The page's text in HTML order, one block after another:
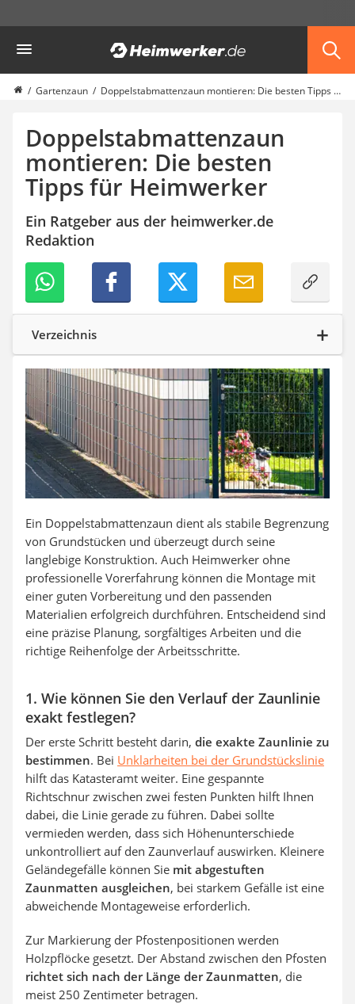
Garten
Akku-Laubsauger
Faltpavillon
Solar-Lichterkette außen
Teleskopleiter
Ameisengift
Pavillon
Sichtschutzstreifen
Akku-Laubbläser
Koifutter
Kassettenmarkise
Bosch-Heckenschere
Stihl-Laubbläser
Minidumper
Gartenzaun Doppelstabmattenzaun montieren: Die besten Tipps für Heimwerker
Doppelstabmattenzaun
montieren: Die besten
Tipps für Heimwerker
Ein Ratgeber aus der heimwerker.de
Redaktion
Verzeichnis
Ein Doppelstabmattenzaun dient als stabile Begrenzung
von Grundstücken und überzeugt durch seine
langlebige Konstruktion. Auch Heimwerker ohne
professionelle Vorerfahrung können die Montage mit
einer guten Vorbereitung und den passenden
Materialien erfolgreich durchführen. Entscheidend sind
eine präzise Planung, sorgfältiges Arbeiten und die
richtige Reihenfolge der Arbeitsschritte.
1. Wie können Sie den Verlauf der Zaunlinie
exakt festlegen?
Der erste Schritt besteht darin, die exakte Zaunlinie zu
bestimmen. Bei Unklarheiten bei der Grundstückslinie
hilft das Katasteramt weiter. Eine gespannte
Richtschnur zwischen zwei festen Punkten hilft Ihnen
dabei, die Linie gerade zu führen. Dabei sollte
vermieden werden, dass sich Höhenunterschiede
unkontrolliert auf den Zaunverlauf auswirken. Kleinere
Geländegefälle können Sie mit abgestuften
Zaunmatten ausgleichen, bei starkem Gefälle ist eine
abweichende Montageweise erforderlich.
Zur Markierung der Pfostenpositionen werden
Holzpflöcke gesetzt. Der Abstand zwischen den Pfosten
richtet sich nach der Länge der Zaunmatten, die
meist 250 Zentimeter betragen.